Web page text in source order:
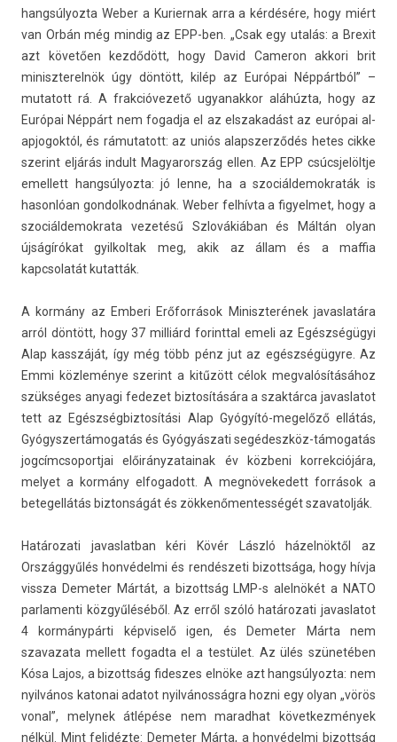
han­gsúlyoz­ta Weber a Kurier­nak arra a kérdésére, hogy miért
van Orbán még min­dig az EPP-ben. „Csak egy utalás: a Brexit
azt követően kezdődött, hogy David Cameron ak­kori brit
miniszterel­nök úgy döntött, kilép az Európai Néppártból” –
mutatott rá. A frak­cióvezető ugyanak­kor aláhúzta, hogy az
Európai Néppárt nem fogad­ja el az elszakadást az európai al­
ap­jogok­tól, és rámutatott: az uniós al­apszer­ződés hetes cikke
szerint eljárás in­dult Magyarország ellen. Az EPP csúcsjelöltje
em­el­lett han­gsúlyoz­ta: jó lenne, ha a szociál­demok­raták is
hason­lóan gon­dolkod­nának. Weber felhívta a figyel­met, hogy a
szociál­demok­rata vezetésű Szlovákiában és Máltán olyan
újságírókat gyil­koltak meg, akik az állam és a maf­fia
kapcsolatát kutat­ták.
A kormány az Em­beri Erőforrások Miniszterének javas­latára
arról döntött, hogy 37 milliárd forintt­al emeli az Egészségügyi
Alap kasszáját, így még több pénz jut az egészségügyre. Az
Emmi közleménye szerint a kitűzött célok meg­valósításához
szükséges an­yagi fedezet bi­ztosítására a szaktárca javas­latot
tett az Egészség­biztosítási Alap Gyógyító-megelőző ellátás,
Gyógys­zertámogatás és Gyógyászati segédeszköz-támogatás
jog­címcsoportjai előirányzatainak év közbeni kor­rekciójára,
melyet a kormány el­fogadott. A meg­növekedett források a
bet­egel­látás bi­zton­ságát és zök­kenőmen­tességét szavatol­ják.
Határozati javas­latban kéri Kövér László házelnöktől az
Országgyűlés honvédelmi és rendészeti bi­zottsága, hogy hívja
vissza De­met­er Mártát, a bi­zottság LMP-s alelnökét a NATO
par­lamen­ti közgyűléséből. Az erről szóló határozati javas­latot
4 kormánypárti kép­viselő igen, és De­met­er Márta nem
szavazata mel­lett fogad­ta el a testület. Az ülés szünetében
Kósa Lajos, a bi­zottság fides­zes elnöke azt han­gsúlyoz­ta: nem
nyilvános katonai adatot nyilvánosságra hozni egy olyan „vörös
vonal”, melynek átlépése nem marad­hat követ­kezmények
nélkül. Mint felidézte: De­met­er Márta, a honvédelmi bi­zottság